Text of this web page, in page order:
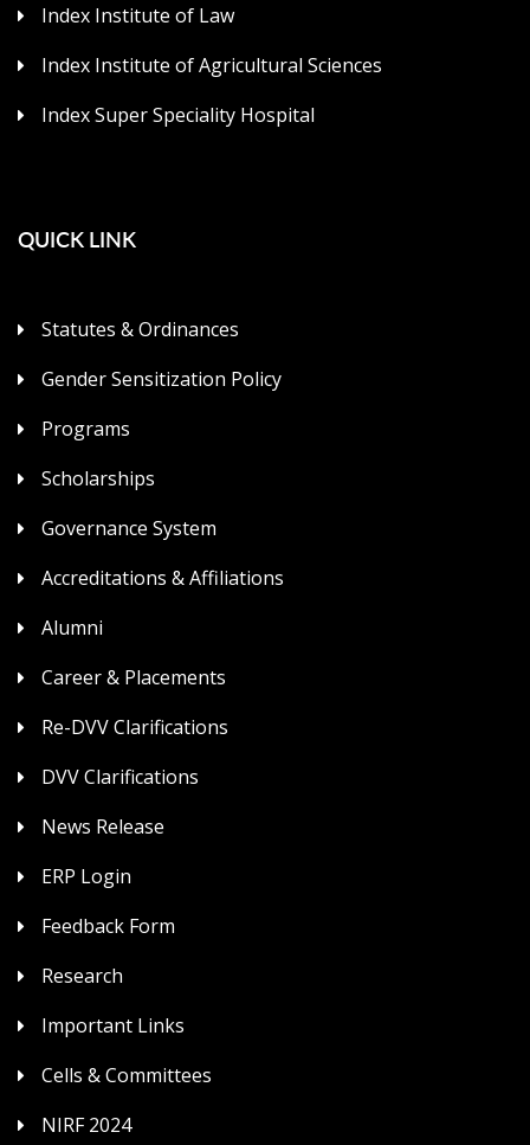
Index Institute of Law
Index Institute of Agricultural Sciences
Index Super Speciality Hospital
QUICK LINK
Statutes & Ordinances
Gender Sensitization Policy
Programs
Scholarships
Governance System
Accreditations & Affiliations
Alumni
Career & Placements
Re-DVV Clarifications
DVV Clarifications
News Release
ERP Login
Feedback Form
Research
Important Links
Cells & Committees
NIRF 2024